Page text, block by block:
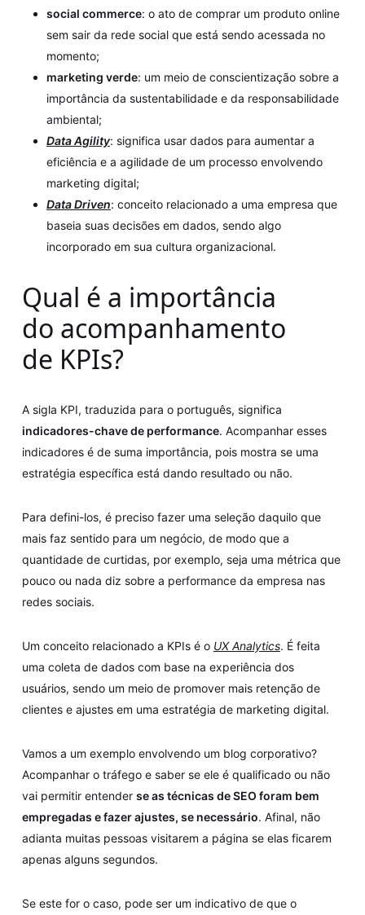
social commerce: o ato de comprar um produto online
sem sair da rede social que está sendo acessada no
momento;
marketing verde: um meio de conscientização sobre a
importância da sustentabilidade e da responsabilidade
ambiental;
Data Agility: significa usar dados para aumentar a
eficiência e a agilidade de um processo envolvendo
marketing digital;
Data Driven: conceito relacionado a uma empresa que
baseia suas decisões em dados, sendo algo
incorporado em sua cultura organizacional.
Qual é a importância
do acompanhamento
de KPIs?
A sigla KPI, traduzida para o português, significa
indicadores-chave de performance. Acompanhar esses
indicadores é de suma importância, pois mostra se uma
estratégia específica está dando resultado ou não.
Para defini-los, é preciso fazer uma seleção daquilo que
mais faz sentido para um negócio, de modo que a
quantidade de curtidas, por exemplo, seja uma métrica que
pouco ou nada diz sobre a performance da empresa nas
redes sociais.
Um conceito relacionado a KPIs é o UX Analytics. É feita
uma coleta de dados com base na experiência dos
usuários, sendo um meio de promover mais retenção de
clientes e ajustes em uma estratégia de marketing digital.
Vamos a um exemplo envolvendo um blog corporativo?
Acompanhar o tráfego e saber se ele é qualificado ou não
vai permitir entender se as técnicas de SEO foram bem
empregadas e fazer ajustes, se necessário. Afinal, não
adianta muitas pessoas visitarem a página se elas ficarem
apenas alguns segundos.
Se este for o caso, pode ser um indicativo de que o